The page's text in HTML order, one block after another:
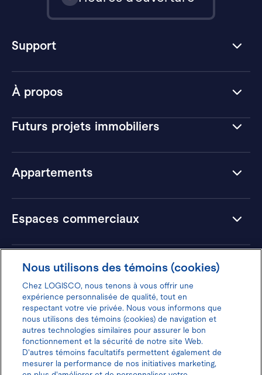
À propos
Futurs projets immobiliers
Appartements
Espaces commerciaux
Hôtels
Support
Donnez votre avis pour gagner 100$
Nous utilisons des témoins (cookies)
Chez LOGISCO, nous tenons à vous offrir une
expérience personnalisée de qualité, tout en
respectant votre vie privée. Nous vous informons que
nous utilisons des témoins (cookies) de navigation et
autres technologies similaires pour assurer le bon
fonctionnement et la sécurité de notre site Web.
D'autres témoins facultatifs permettent également de
mesurer la performance de nos initiatives marketing,